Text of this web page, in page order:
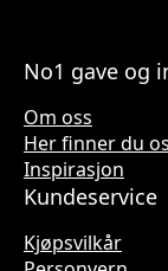
No1 gave og
Om oss
Her finner du
Inspirasjon
Kundeservice
Kjøpsvilkår